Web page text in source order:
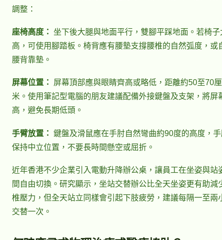
調整：
座椅高度： 坐下後大腿與地面平行，雙腳平踩地面。若椅子
高，可使用腳踏板。椅背應有腰墊支撐腰椎的自然弧度，或
腰背靠墊。
屏幕位置：
屏幕頂部應與眼睛齊高或略低，距離約50至70厘
米。使用筆記型電腦的朋友建議配備外接鍵盤及支架，將屏
高，避免長期低頭。
手臂放置： 鍵盤及滑鼠應在手肘自然彎曲約90度的高度，
保持中立位置，不要長時間懸空或屈折。
近年香港不少企業引入電動升降辦公桌，讓員工在坐姿與站
間自由切換。研究顯示，坐站交替辦公比全天坐姿更有助減
椎壓力，但全天站立同樣會引起下肢疲勞，建議每隔一至兩
交替一次。